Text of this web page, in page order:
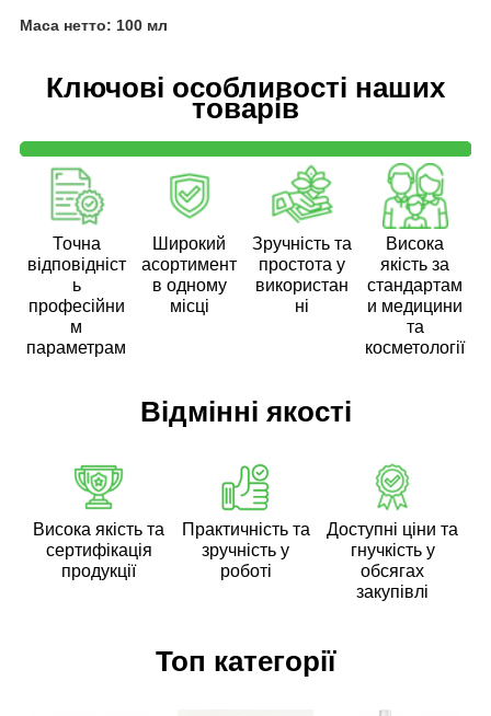
Маса нетто: 100 мл
Ключові особливості наших
товарів
Точна
відповідніст
ь
професійни
м
параметрам
Широкий
асортимент
в одному
місці
Зручність та
простота у
використан
ні
Висока
якість за
стандартам
и медицини
та
косметології
Відмінні якості
Висока якість та
сертифікація
продукції
Практичність та
зручність у
роботі
Доступні ціни та
гнучкість у
обсягах
закупівлі
Топ категорії